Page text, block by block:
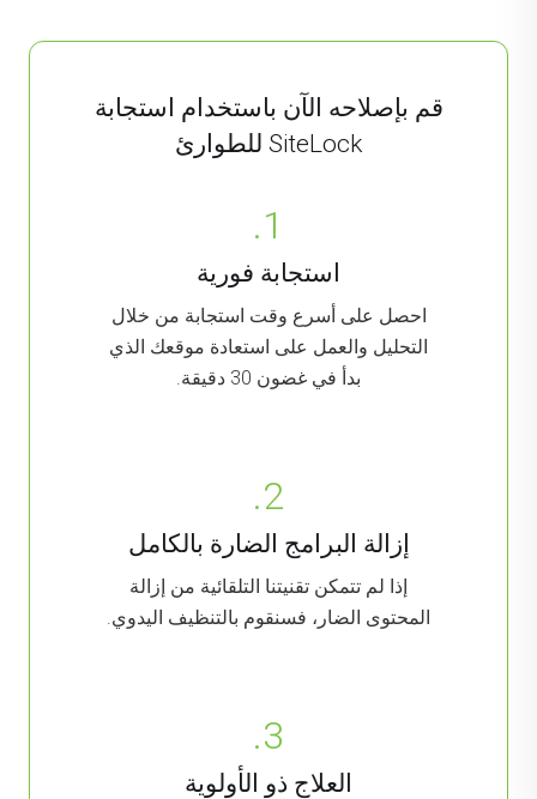
قم بإصلاحه الآن باستخدام استجابة
SiteLock للطوارئ
1.
استجابة فورية
احصل على أسرع وقت استجابة من خلال
التحليل والعمل على استعادة موقعك الذي
بدأ في غضون 30 دقيقة.
2.
إزالة البرامج الضارة بالكامل
إذا لم تتمكن تقنيتنا التلقائية من إزالة
المحتوى الضار، فسنقوم بالتنظيف اليدوي.
3.
العلاج ذو الأولوية